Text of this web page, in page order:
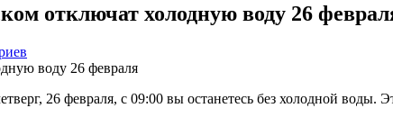
отключат холодную воду 26
26 февраля, с 09:00 вы останетесь без холодной воды.